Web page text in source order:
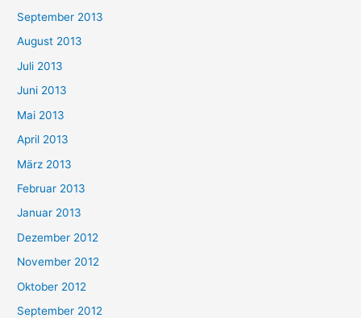
September 2013
August 2013
Juli 2013
Juni 2013
Mai 2013
April 2013
März 2013
Februar 2013
Januar 2013
Dezember 2012
November 2012
Oktober 2012
September 2012